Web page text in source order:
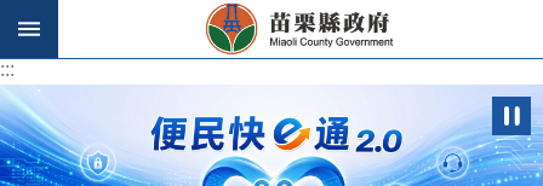
跳到主要內容區塊
:::
:::